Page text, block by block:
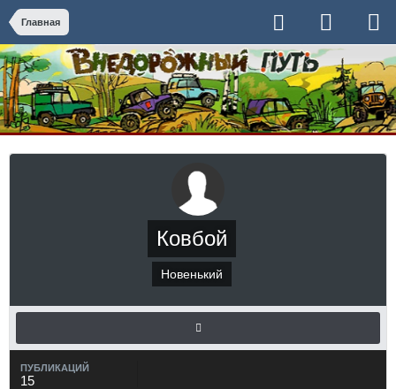
Главная
Ковбой
Новенький
ПУБЛИКАЦИЙ
15